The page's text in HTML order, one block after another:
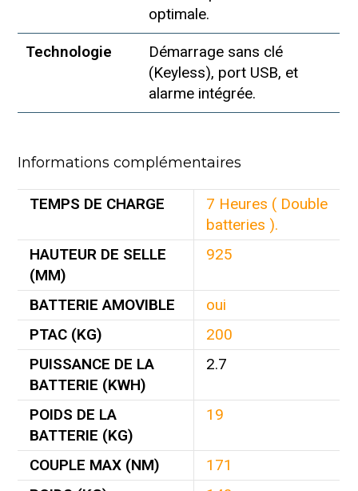
optimale.
Technologie
Démarrage sans clé
(Keyless), port USB, et
alarme intégrée.
Informations complémentaires
TEMPS DE CHARGE
7 Heures ( Double
batteries ).
HAUTEUR DE SELLE
(MM)
925
BATTERIE AMOVIBLE
oui
PTAC (KG)
200
PUISSANCE DE LA
BATTERIE (KWH)
2.7
POIDS DE LA
BATTERIE (KG)
19
COUPLE MAX (NM)
171